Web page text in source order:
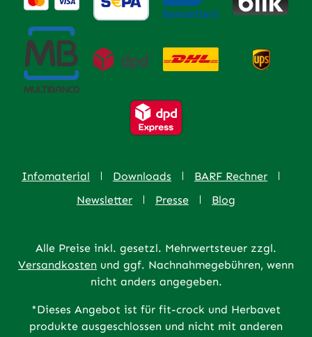
Infomaterial Downloads
BARF Rechner
Newsletter
Presse Blog
Alle Preise inkl. gesetzl. Mehrwertsteuer zzgl.
Versandkosten und ggf. Nachnahmegebühren, wenn
nicht anders angegeben.
*Dieses Angebot ist für fit-crock und Herbavet
produkte ausgeschlossen und nicht mit anderen